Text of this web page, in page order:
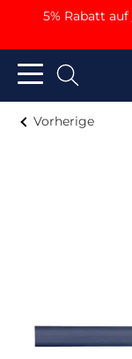
5% Rabatt auf
Vorherige